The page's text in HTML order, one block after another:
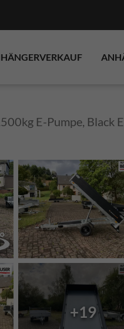
E-Pumpe, Black
+19